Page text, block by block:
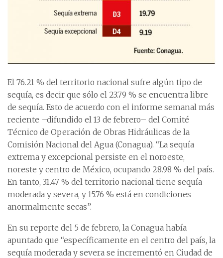
El 76.21 % del territorio nacional sufre algún tipo de
sequía, es decir que sólo el 23.79 % se encuentra libre
de sequía. Esto de acuerdo con el informe semanal más
reciente –difundido el 13 de febrero– del Comité
Técnico de Operación de Obras Hidráulicas de la
Comisión Nacional del Agua (Conagua). “La sequía
extrema y excepcional persiste en el noroeste,
noreste y centro de México, ocupando 28.98 % del país.
En tanto, 31.47 % del territorio nacional tiene sequía
moderada y severa, y 15.76 % está en condiciones
anormalmente secas”.
En su reporte del 5 de febrero, la Conagua había
apuntado que “específicamente en el centro del país, la
sequía moderada y severa se incrementó en Ciudad de